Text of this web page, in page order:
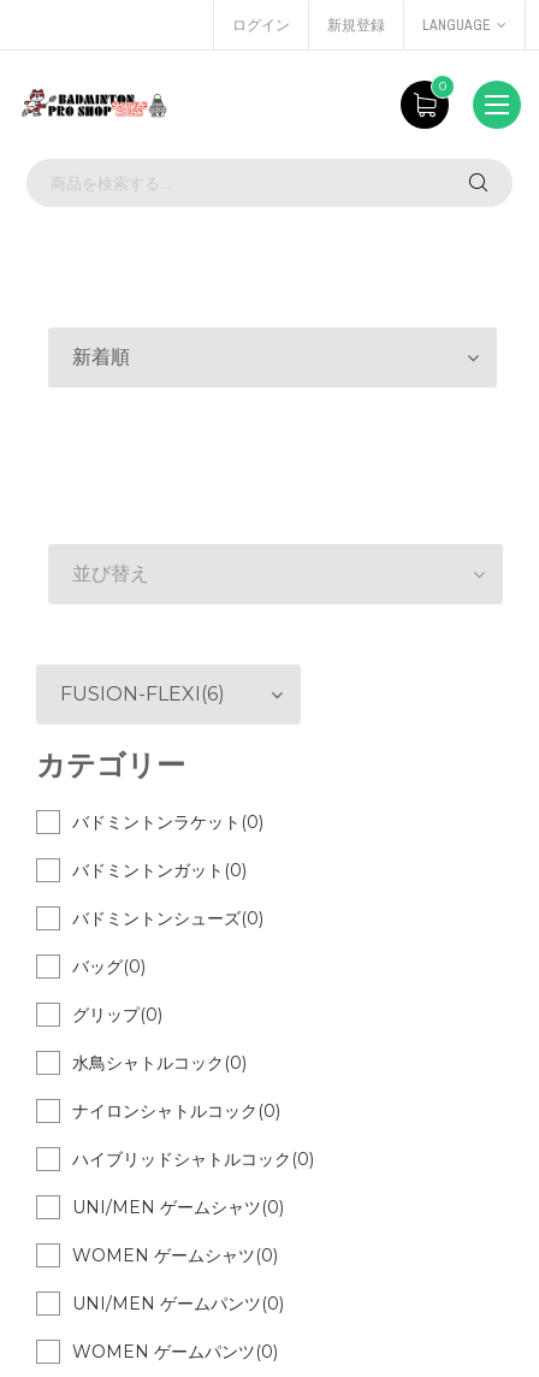
ログイン 新規登録 LANGUAGE
0
新着順
並び替え
FUSION-FLEXI(6)
カテゴリー
バドミントンラケット(0)
バドミントンガット(0)
バドミントンシューズ(0)
バッグ(0)
グリップ(0)
水鳥シャトルコック(0)
ナイロンシャトルコック(0)
ハイブリッドシャトルコック(0)
UNI/MEN ゲームシャツ(0)
WOMEN ゲームシャツ(0)
UNI/MEN ゲームパンツ(0)
WOMEN ゲームパンツ(0)